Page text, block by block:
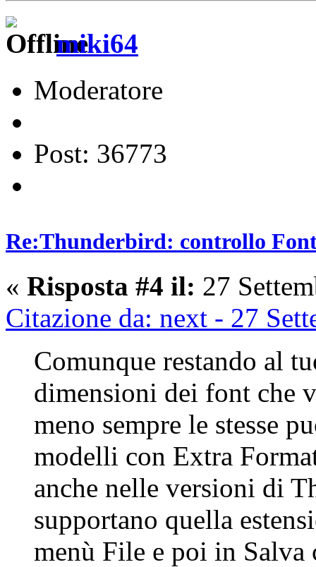
miki64
Moderatore
Post: 36773
Re:Thunderbird: controllo
« Risposta #4 il: 27
Citazione da: next - 27
Comunque restando al
dimensioni dei font che
meno sempre le stesse
modelli con Extra
anche nelle versioni di
supportano quella
menù File e poi in